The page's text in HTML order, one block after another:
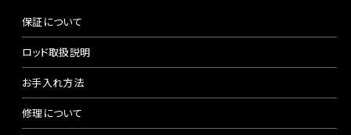
保証について
ロッド取扱説明
お手入れ方法
修理について